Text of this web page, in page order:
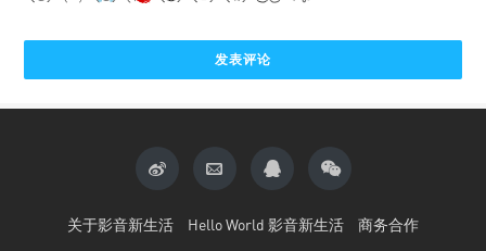
关于影音新生活 Hello World 影音新生活 商务合作